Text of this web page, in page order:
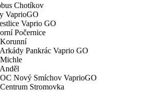
Chotíkov
VaprioGO
Vaprio GO
Počernice
Pankrác Vaprio GO
Nový Smíchov VaprioGO
Stromovka